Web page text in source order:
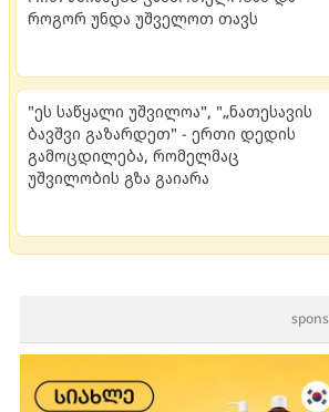
როგორ უნდა უშველოთ თავს
"ეს საწყალი უშვილოა", "„ნათესავის
ბავშვი გაზარდეთ" - ერთი დედის
გამოცდილება, რომელმაც
უშვილობის გზა გაიარა